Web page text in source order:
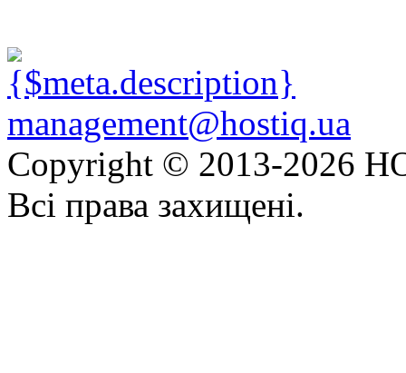
management@hostiq.ua
Copyright © 2013-2026
Всі права захищені.